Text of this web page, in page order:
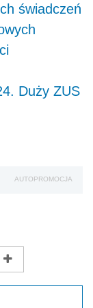
świadczeń
Duży ZUS
AUTOPROMOCJA